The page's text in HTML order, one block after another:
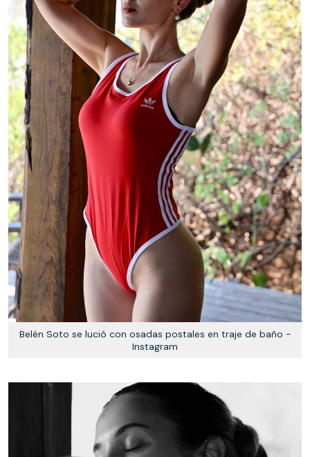
Belén Soto se lució con osadas postales en traje de baño -
Instagram